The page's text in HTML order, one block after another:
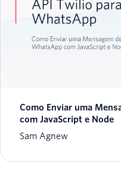
Como Enviar uma
com JavaScript e Node
Sam Agnew